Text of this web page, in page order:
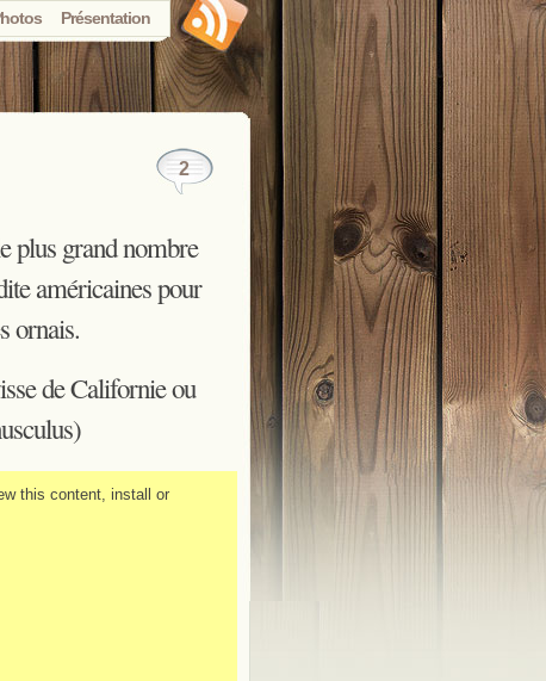
Présentation
2
plus grand nombre
américaines pour
ornais.
de Californie ou
this content, install or